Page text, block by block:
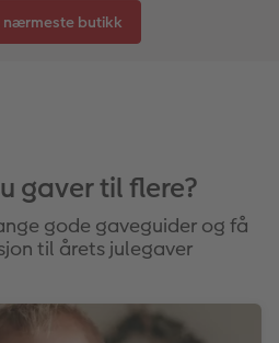
nærmeste butikk
gaver til flere?
gode gaveguider og få
til årets julegaver